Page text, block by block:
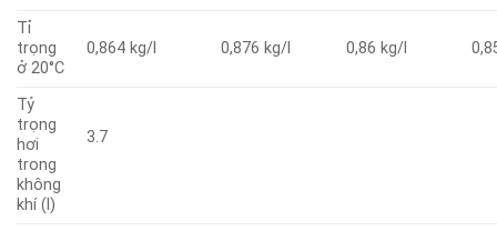
Tỉ
trọng
ở 20°C
0,864 kg/l 0,876 kg/l 0,86 kg/l
Tỷ
trọng
hơi
trong
không
khí (l)
3.7